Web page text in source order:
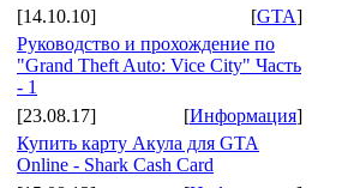
[14.10.10]
[GTA]
Руководство и прохождение по
"Grand Theft Auto: Vice City" Часть
- 1
[23.08.17]
[Информация]
Купить карту Акула для GTA
Online - Shark Cash Card